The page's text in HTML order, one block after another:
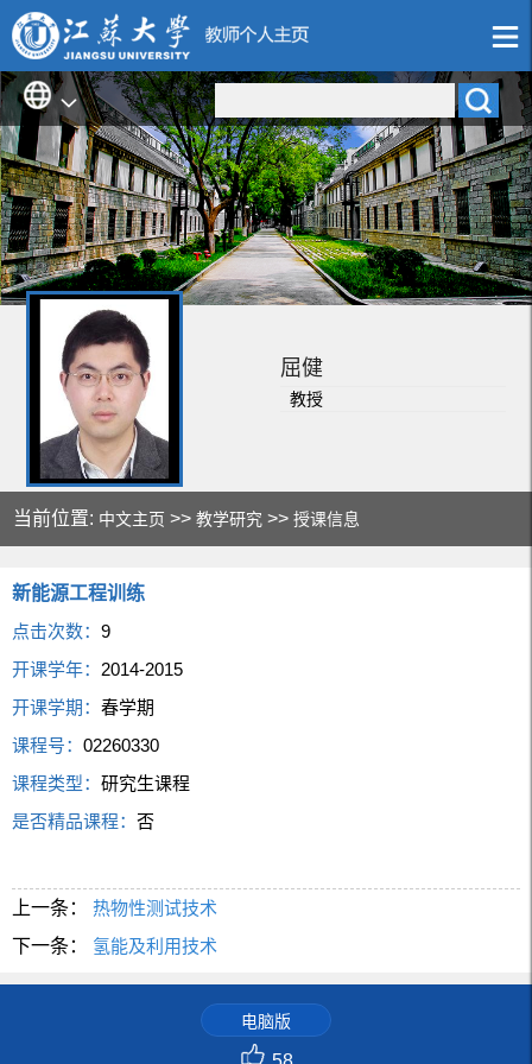
屈健
教授
当前位置: 中文主页 >>教学研究 >>授课信息
新能源工程训练
点击次数：9
开课学年： 2014-2015
开课学期：春学期
课程号：02260330
课程类型：研究生课程
是否精品课程：否
上一条：
热物性测试技术
下一条：
氢能及利用技术
电脑版